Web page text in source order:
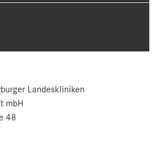
Landeskliniken
mbH
48